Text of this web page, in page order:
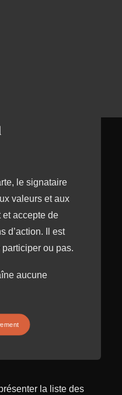
la liste des
le signataire
valeurs et aux
et accepte de
d’action. Il est
participer ou pas.
aucune